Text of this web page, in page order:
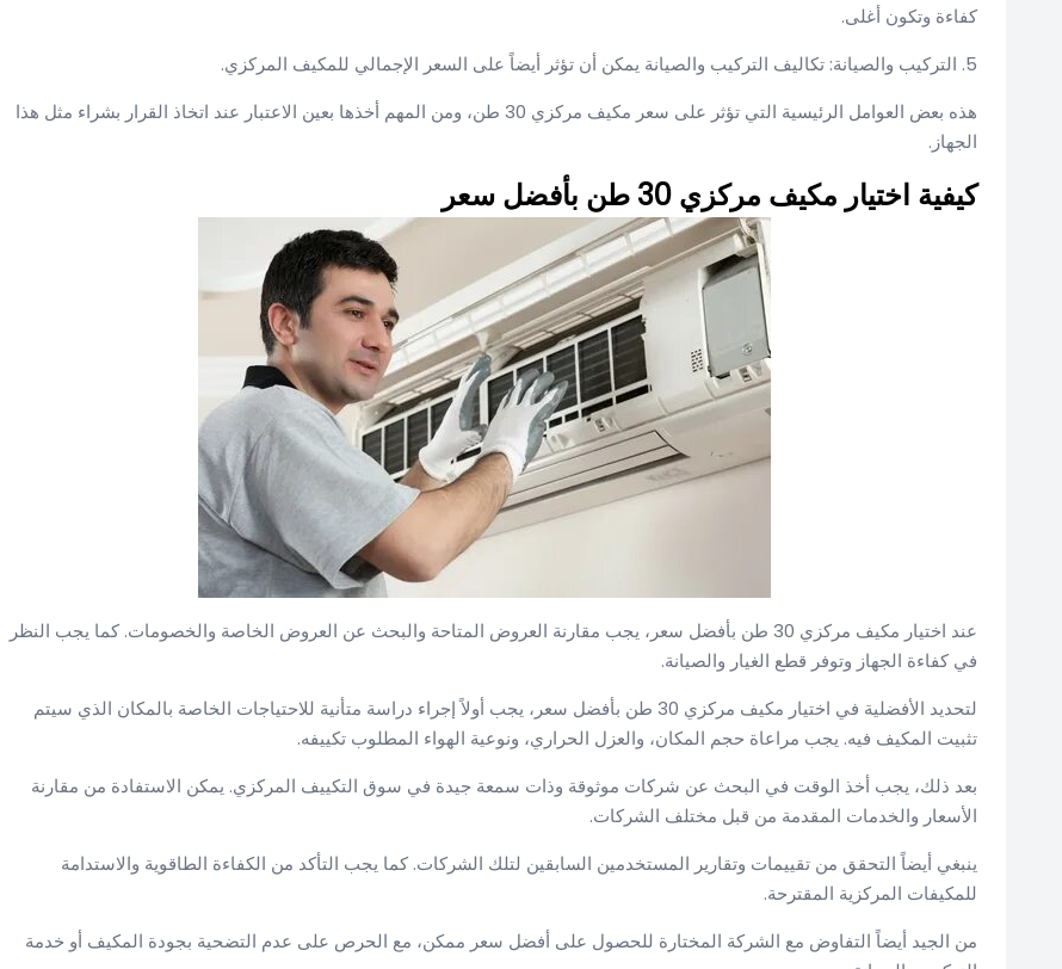
كفاءة وتكون أغلى.
5. التركيب والصيانة: تكاليف التركيب والصيانة يمكن أن تؤثر أيضاً على السعر الإجمالي للمكيف المركزي.
هذه بعض العوامل الرئيسية التي تؤثر على سعر مكيف مركزي 30 طن، ومن المهم أخذها بعين الاعتبار عند اتخاذ القرار بشراء مثل هذا
الجهاز.
كيفية اختيار مكيف مركزي 30 طن بأفضل سعر
عند اختيار مكيف مركزي 30 طن بأفضل سعر، يجب مقارنة العروض المتاحة والبحث عن العروض الخاصة والخصومات. كما يجب النظر
في كفاءة الجهاز وتوفر قطع الغيار والصيانة.
لتحديد الأفضلية في اختيار مكيف مركزي 30 طن بأفضل سعر، يجب أولاً إجراء دراسة متأنية للاحتياجات الخاصة بالمكان الذي سيتم
تثبيت المكيف فيه. يجب مراعاة حجم المكان، والعزل الحراري، ونوعية الهواء المطلوب تكييفه.
بعد ذلك، يجب أخذ الوقت في البحث عن شركات موثوقة وذات سمعة جيدة في سوق التكييف المركزي. يمكن الاستفادة من مقارنة
الأسعار والخدمات المقدمة من قبل مختلف الشركات.
ينبغي أيضاً التحقق من تقييمات وتقارير المستخدمين السابقين لتلك الشركات. كما يجب التأكد من الكفاءة الطاقوية والاستدامة
للمكيفات المركزية المقترحة.
من الجيد أيضاً التفاوض مع الشركة المختارة للحصول على أفضل سعر ممكن، مع الحرص على عدم التضحية بجودة المكيف أو خدمة